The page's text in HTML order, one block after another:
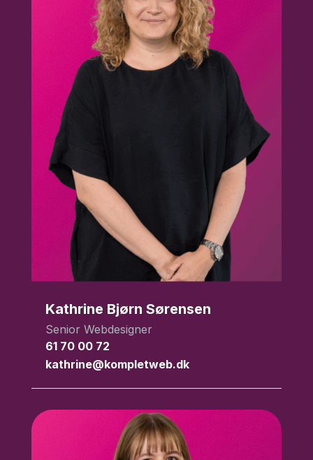
Kathrine Bjørn Sørensen
Senior Webdesigner
61 70 00 72
kathrine@kompletweb.dk